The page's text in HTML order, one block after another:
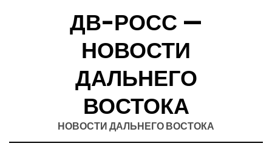
ДВ-РОСС —
НОВОСТИ
ДАЛЬНЕГО
ВОСТОКА
НОВОСТИ ДАЛЬНЕГО ВОСТОКА